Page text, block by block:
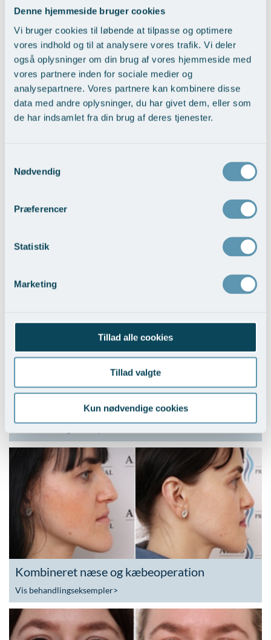
Denne hjemmeside bruger cookies
Vi bruger cookies til løbende at tilpasse og optimere
vores indhold og til at analysere vores trafik. Vi deler
også oplysninger om din brug af vores hjemmeside med
vores partnere inden for sociale medier og
analysepartnere. Vores partnere kan kombinere disse
data med andre oplysninger, du har givet dem, eller som
de har indsamlet fra din brug af deres tjenester.
Nødvendig
Præferencer
Statistik
Marketing
Tillad alle cookies
Tillad valgte
Kun nødvendige cookies
Reduktion af næsen som helhed
Vis behandlingseksempler
Opretning af skævheder
Ændring af næsetippen
Kombineret næse og kæbeoperation
Vis behandlingseksempler>